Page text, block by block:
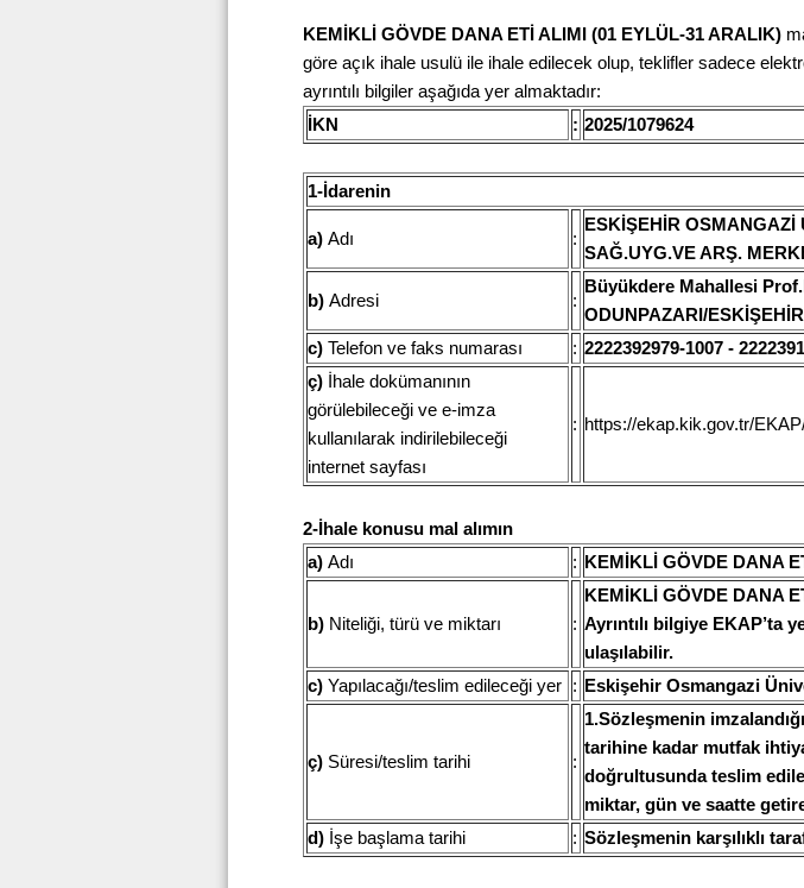
KEMİKLİ GÖVDE DANA ETİ ALIMI (01 EYLÜL-31 ARALIK)
göre açık ihale usulü ile ihale edilecek olup, teklifler sadece
ayrıntılı bilgiler aşağıda yer almaktadır:
İKN
: 2025/1079624
1-İdarenin
a) Adı :
ESKİŞEHİR OSMANGAZİ
SAĞ.UYG.VE ARŞ.
b) Adresi :
Büyükdere Mahallesi
ODUNPAZARI/ESKİŞEHİR
c) Telefon ve faks numarası : 2222392979-1007 -
ç) İhale dokümanının
görülebileceği ve e-imza
kullanılarak indirilebileceği
internet sayfası
: https://ekap.kik.gov.tr/
2-İhale konusu mal alımın
a) Adı : KEMİKLİ GÖVDE DANA
b) Niteliği, türü ve miktarı :
KEMİKLİ GÖVDE DANA
Ayrıntılı bilgiye EKAP’ta
ulaşılabilir.
c) Yapılacağı/teslim edileceği yer : Eskişehir Osmangazi
ç) Süresi/teslim tarihi :
1.Sözleşmenin
tarihine kadar mutfak
doğrultusunda teslim
miktar, gün ve saatte
d) İşe başlama tarihi : Sözleşmenin karşılıklı